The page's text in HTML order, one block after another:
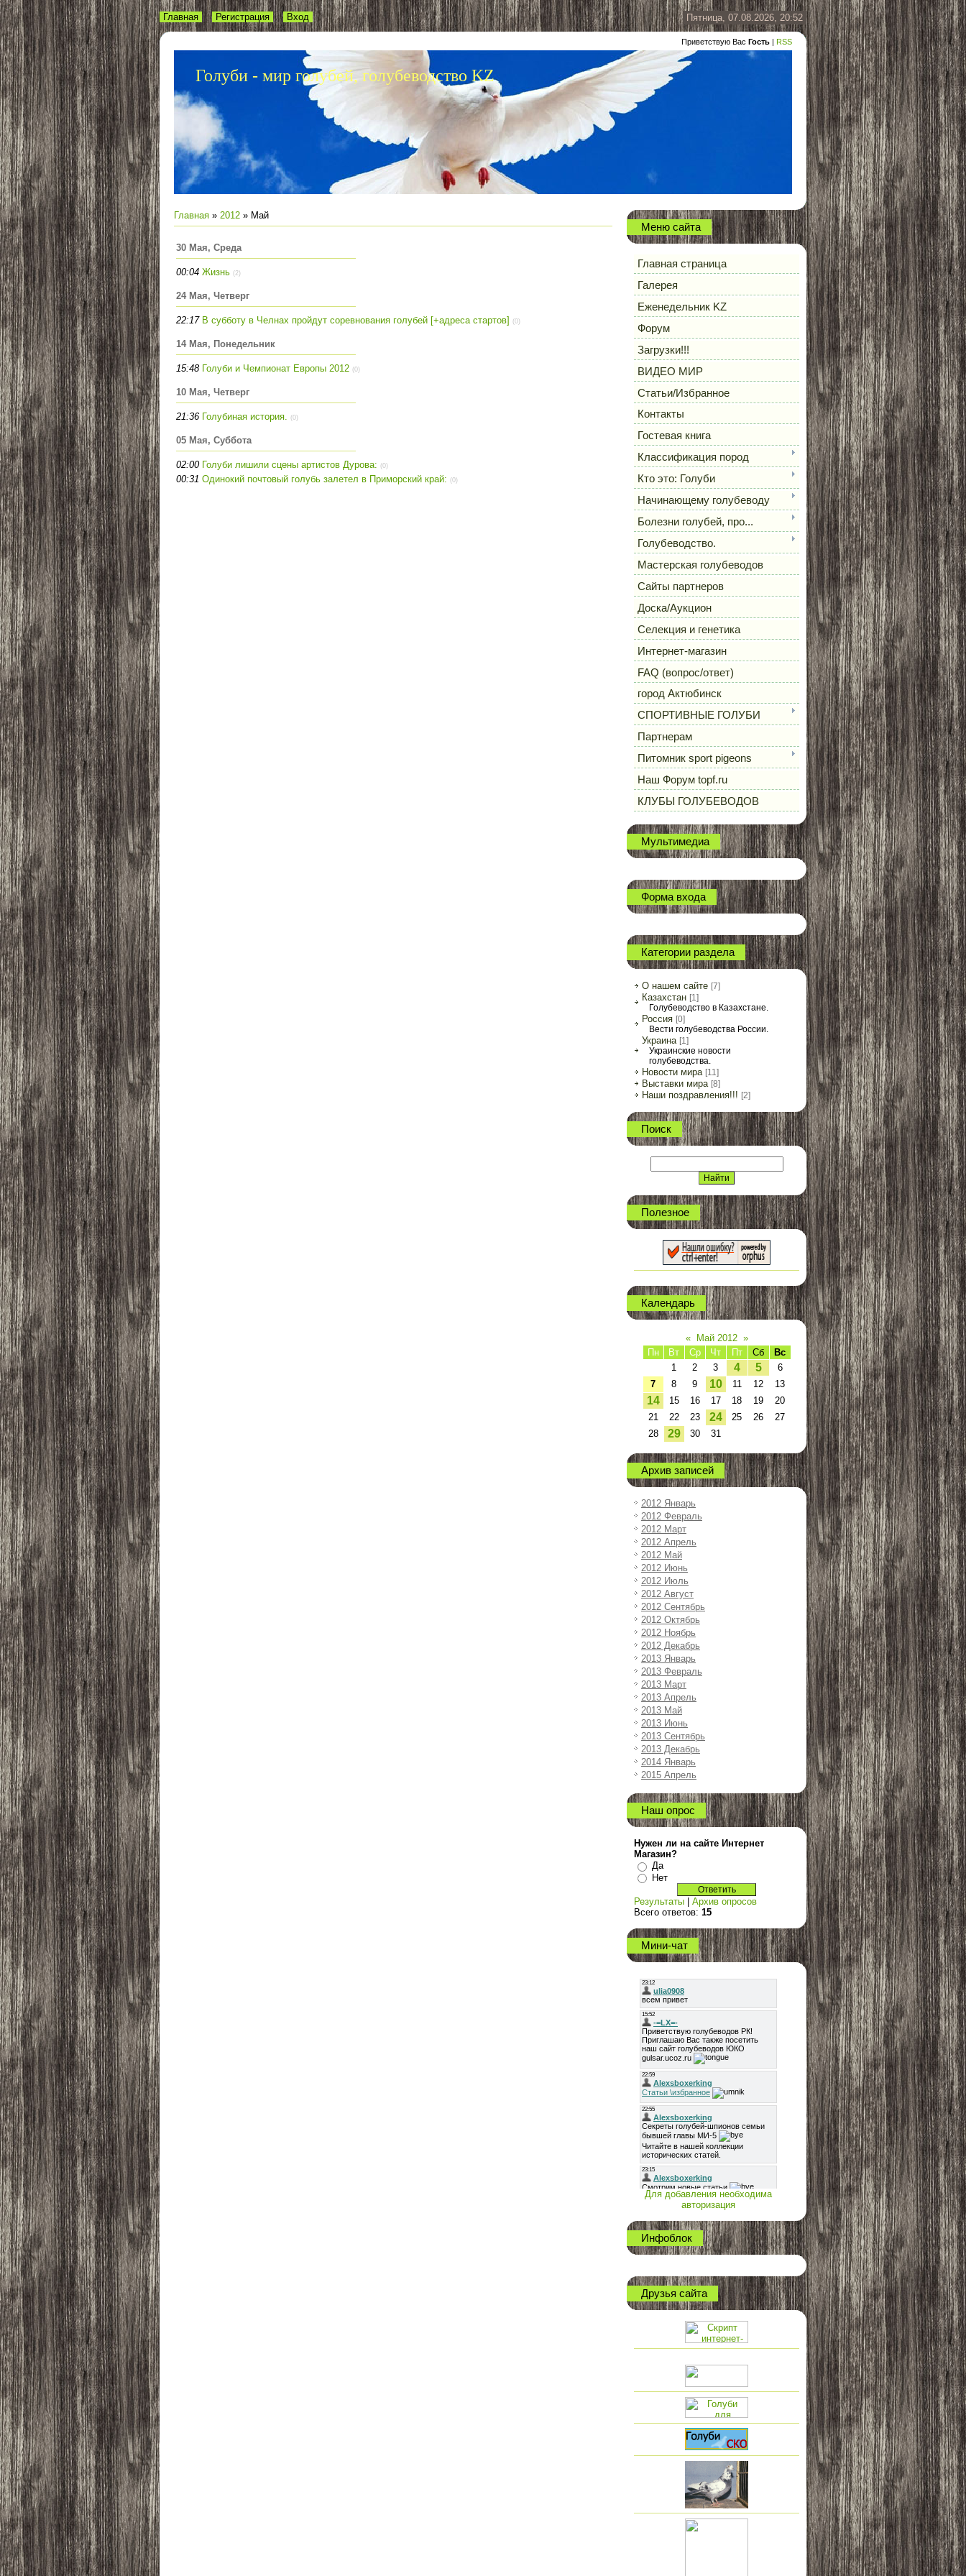
Пятница, 07.08.2026, 20:52
Приветствую Вас Гость | RSS
Голуби - мир голубей, голубеводство KZ
Главная Регистрация Вход
Главная » 2012 » Май
30 Мая, Среда
00:04 Жизнь (2)
24 Мая, Четверг
22:17 В субботу в Челнах пройдут соревнования голубей [+адреса стартов] (0)
14 Мая, Понедельник
15:48 Голуби и Чемпионат Европы 2012 (0)
10 Мая, Четверг
21:36 Голубиная история. (0)
05 Мая, Суббота
02:00 Голуби лишили сцены артистов Дурова: (0)
00:31 Одинокий почтовый голубь залетел в Приморский край: (0)
Меню сайта
Главная страница
Галерея
Еженедельник KZ
Форум
Загрузки!!!
ВИДЕО МИР
Статьи/Избранное
Контакты
Гостевая книга
Классификация пород
Кто это: Голуби
Начинающему голубеводу
Болезни голубей, про...
Голубеводство.
Мастерская голубеводов
Сайты партнеров
Доска/Аукцион
Селекция и генетика
Интернет-магазин
FAQ (вопрос/ответ)
город Актюбинск
СПОРТИВНЫЕ ГОЛУБИ
Партнерам
Питомник sport pigeons
Наш Форум topf.ru
КЛУБЫ ГОЛУБЕВОДОВ
Мультимедиа
Форма входа
Категории раздела
О нашем сайте [7]
Казахстан [1]
Голубеводство в Казахстане.
Россия [0]
Вести голубеводства России.
Украина [1]
Украинские новости
голубеводства.
Новости мира [11]
Выставки мира [8]
Наши поздравления!!! [2]
Поиск
Полезное
Календарь
« Май 2012 »
Пн
Вт Ср Чт Пт Сб
Вс
1
2 3 4 5
6
7
8 9 10 11 12 13
14 15 16 17 18 19
20
21
22 23 24 25 26
27
28
29 30 31
Архив записей
2012 Январь
2012 Февраль
2012 Март
2012 Апрель
2012 Май
2012 Июнь
2012 Июль
2012 Август
2012 Сентябрь
2012 Октябрь
2012 Ноябрь
2012 Декабрь
2013 Январь
2013 Февраль
2013 Март
2013 Апрель
2013 Май
2013 Июнь
2013 Сентябрь
2013 Декабрь
2014 Январь
2015 Апрель
Наш опрос
Нужен ли на сайте Интернет
Магазин?
Да
Нет
Результаты
Архив опросов
Всего ответов: 15
Мини-чат
Для добавления необходима
авторизация
Инфоблок
Друзья сайта